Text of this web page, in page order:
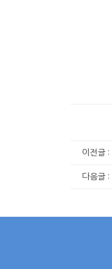
이전글 :
다음글 :